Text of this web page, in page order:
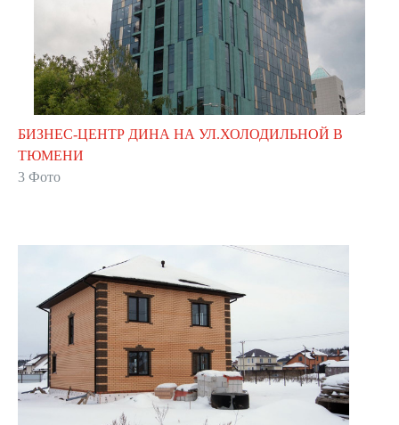
БИЗНЕС-ЦЕНТР ДИНА НА УЛ.ХОЛОДИЛЬНОЙ В
ТЮМЕНИ
3 Фото